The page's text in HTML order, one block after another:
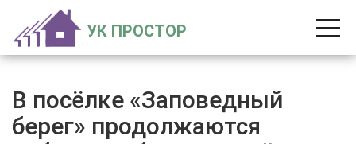
УК ПРОСТОР
В посёлке «Заповедный
берег» продолжаются